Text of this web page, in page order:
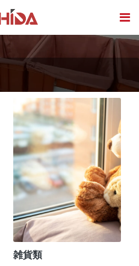
雑貨類